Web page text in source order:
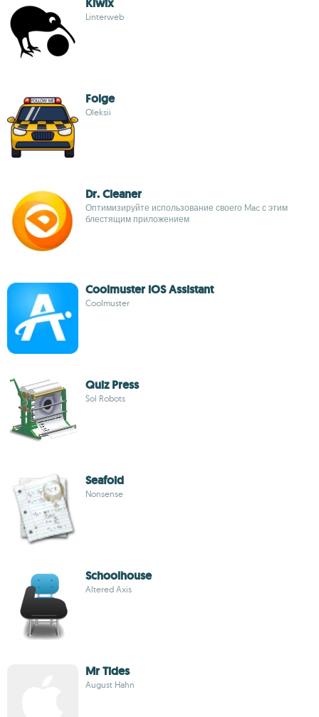
Kiwix
Linterweb
Folge
Oleksii
Dr. Cleaner
Оптимизируйте использование своего Mac с этим
блестящим приложением
Coolmuster iOS Assistant
Coolmuster
Quiz Press
Sol Robots
Seafoid
Nonsense
Schoolhouse
Altered Axis
Mr Tides
August Hahn